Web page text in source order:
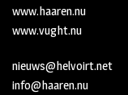
www.haaren.nu
www.vught.nu
nieuws@helvoirt.net
info@haaren.nu